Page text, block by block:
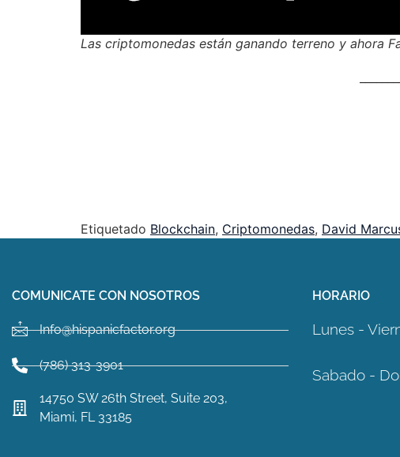
Las criptomonedas están ganando terreno y ahora
Etiquetado Blockchain, Criptomonedas, David
COMUNICATE CON NOSOTROS
Info@hispanicfactor.org
(786) 313-3901
14750 SW 26th Street, Suite 203,
Miami, FL 33185
HORARIO
Lunes -
Sabado -